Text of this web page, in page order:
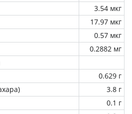
3.54 мкг
17.97 мкг
0.57 мкг
0.2882 мг
0.629 г
3.8 г
0.1 г